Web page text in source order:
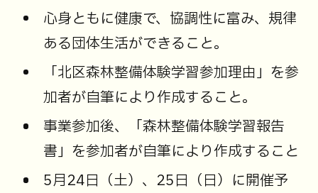
心身ともに健康で、協調性に富み、規律
ある団体生活ができること。
「北区森林整備体験学習参加理由」を参
加者が自筆により作成すること。
事業参加後、「森林整備体験学習報告
書」を参加者が自筆により作成すること
5月24日（土）、25日（日）に開催予